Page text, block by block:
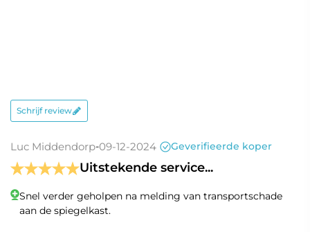
IP44
CE
Inclusief
en handleiding
Schrijf review
Luc Middendorp-09-12-2024 Geverifieerde koper
Uitstekende service...
Snel verder geholpen na melding van transportschade
aan de spiegelkast.